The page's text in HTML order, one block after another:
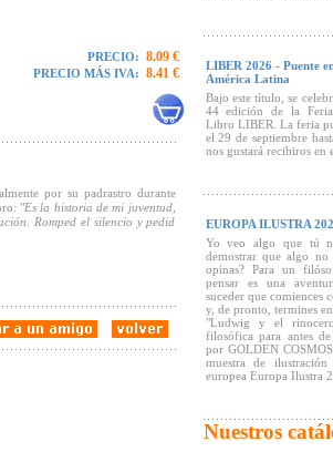
PRECIO: 8.09 €
PRECIO MÁS IVA: 8.41 €
por su padrastro durante
"Es la historia de mi juventud,
Romped el silencio y pedid
LIBER 2026 - Puente
América Latina
Bajo este título, se
44 edición de la
Libro LIBER. La feria
el 29 de septiembre
nos gustará recibiros en
EUROPA ILUSTRA
Yo veo algo que tú
demostrar que algo
opinas? Para un
pensar es una
suceder que comiences
y, de pronto, termines en
"Ludwig y el
filosófica para antes
por GOLDEN
muestra de
europea Europa Ilustra
Nuestros